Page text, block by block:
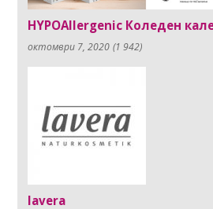
HYPOAllergenic Коледен
октомври 7, 2020 (1 942)
lavera